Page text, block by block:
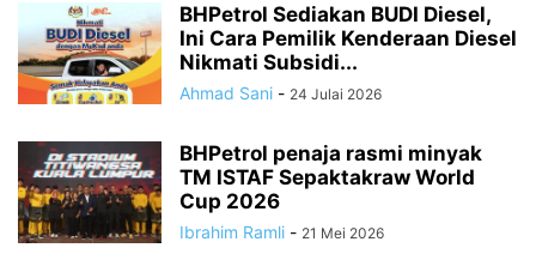
BHPetrol Sediakan BUDI Diesel,
Ini Cara Pemilik Kenderaan Diesel
Nikmati Subsidi...
Ahmad Sani - 24 Julai 2026
BHPetrol penaja rasmi minyak
TM ISTAF Sepaktakraw World
Cup 2026
Ibrahim Ramli - 21 Mei 2026